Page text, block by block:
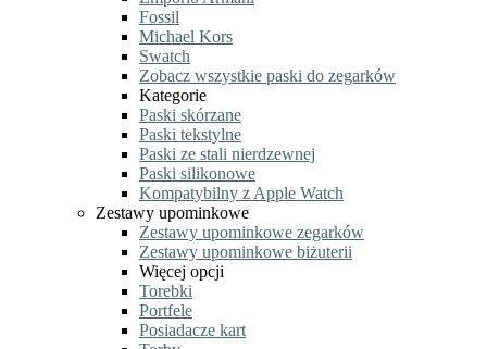
Fossil
Michael Kors
Swatch
Zobacz wszystkie paski do zegarków
Kategorie
Paski skórzane
Paski tekstylne
Paski ze stali nierdzewnej
Paski silikonowe
Kompatybilny z Apple Watch
Zestawy upominkowe
Zestawy upominkowe zegarków
Zestawy upominkowe biżuterii
Więcej opcji
Torebki
Portfele
Posiadacze kart